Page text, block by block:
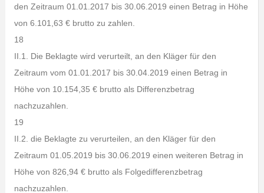
den Zeitraum 01.01.2017 bis 30.06.2019 einen Betrag in Höhe
von 6.101,63 € brutto zu zahlen.
18
II.1. Die Beklagte wird verurteilt, an den Kläger für den
Zeitraum vom 01.01.2017 bis 30.04.2019 einen Betrag in
Höhe von 10.154,35 € brutto als Differenzbetrag
nachzuzahlen.
19
II.2. die Beklagte zu verurteilen, an den Kläger für den
Zeitraum 01.05.2019 bis 30.06.2019 einen weiteren Betrag in
Höhe von 826,94 € brutto als Folgedifferenzbetrag
nachzuzahlen.